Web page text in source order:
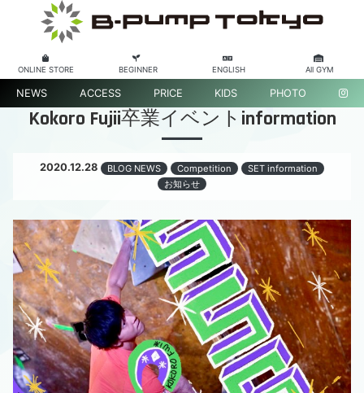
ONLINE STORE BEGINNER ENGLISH All GYM
NEWS ACCESS PRICE KIDS PHOTO
Kokoro Fujii卒業イベントinformation
2020.12.28 BLOG NEWS Competition
SET information
お知らせ